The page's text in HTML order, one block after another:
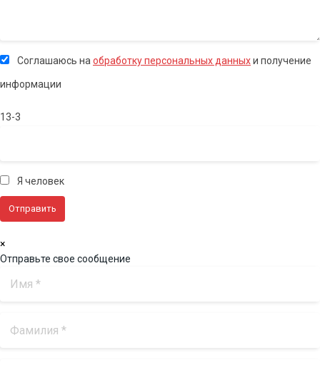
Соглашаюсь на обработку персональных данныхи получение
информации
13-3
Я человек
×
Отправьте свое сообщение